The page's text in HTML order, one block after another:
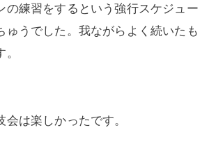
の練習をするという強行スケジュー
ゅうでした。我ながらよく続いたも
は楽しかったです。